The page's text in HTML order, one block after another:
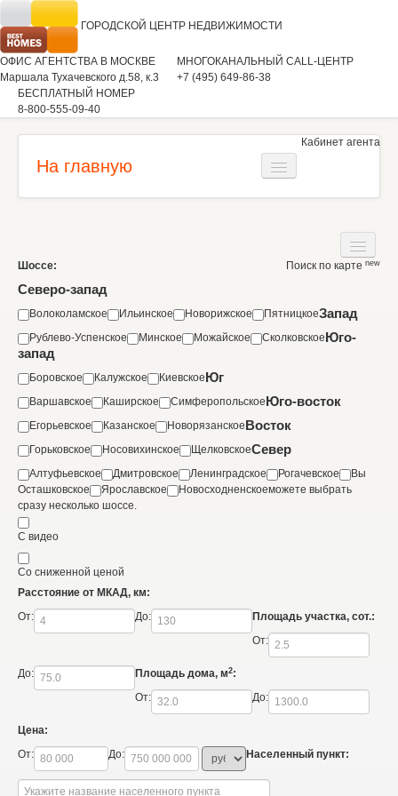
ГОРОДСКОЙ ЦЕНТР НЕДВИЖИМОСТИ
ОФИС АГЕНТСТВА В МОСКВЕ
Маршала Тухачевского д.58, к.3
МНОГОКАНАЛЬНЫЙ CALL-ЦЕНТР
+7 (495) 649-86-38
БЕСПЛАТНЫЙ НОМЕР
8-800-555-09-40
Кабинет агента
На главную
Аренда
Вакансии
Участки
Квартиры
Коммерческая недвижимость
Шоссе: Поиск по карте new
Северо-запад
Волоколамское Ильинское Новорижское ПятницкоеЗапад
Рублево-Успенское Минское Можайское СколковскоеЮго-
запад
Боровское Калужское КиевскоеЮг
Варшавское Каширское СимферопольскоеЮго-восток
Егорьевское Казанское НоворязанскоеВосток
Горьковское Носовихинское ЩелковскоеСевер
Алтуфьевское Дмитровское Ленинградское
Рогачевское
Осташковское
Ярославское Новосходненское
Вы
можете выбрать
сразу несколько шоссе.
С видео
Со сниженной ценой
Расстояние от МКАД, км:
От:
До:
Площадь участка, сот.:
От:
До: Площадь дома, м2:
От:
До:
Цена:
От:
До: Населенный пункт: